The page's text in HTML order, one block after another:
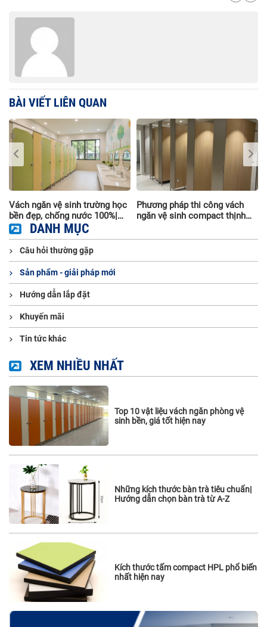
BÀI VIẾT LIÊN QUAN
Vách ngăn vệ sinh trường học
bền đẹp, chống nước 100%|
Thi công trọn gói
Phương pháp thi công vách
ngăn vệ sinh compact thịnh
DANH MỤC
Câu hỏi thường gặp
Sản phẩm - giải pháp mới
Hướng dẫn lắp đặt
Khuyến mãi
Tin tức khác
XEM NHIỀU NHẤT
Top 10 vật liệu vách ngăn phòng vệ
sinh bền, giá tốt hiện nay
Những kích thước bàn trà tiêu chuẩn|
Hướng dẫn chọn bàn trà từ A-Z
Kích thước tấm compact HPL phổ biến
nhất hiện nay